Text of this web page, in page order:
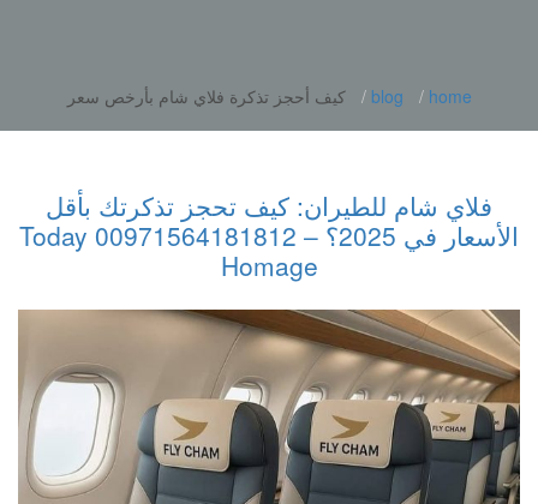
home
blog كيف أحجز تذكرة فلاي شام بأرخص سعر
فلاي شام للطيران: كيف تحجز تذكرتك بأقل
الأسعار في 2025؟ – 00971564181812 Today
Homage